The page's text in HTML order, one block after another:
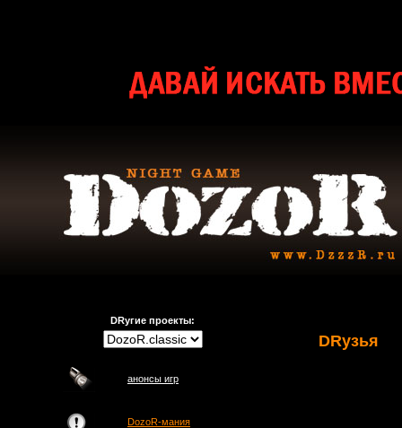
DRугие проекты:
анонсы игр
DozoR-мания
DRузья